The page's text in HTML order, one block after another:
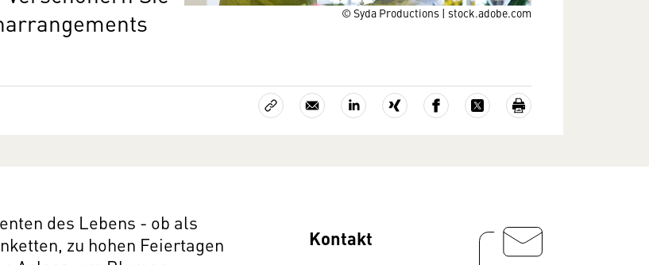
© Syda Productions | stock.adobe.com
des Lebens - ob als
zu hohen Feiertagen
Kontakt